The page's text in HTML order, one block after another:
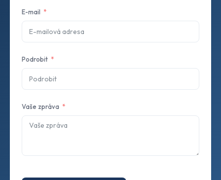
E-mail
Podrobit
Vaše zpráva